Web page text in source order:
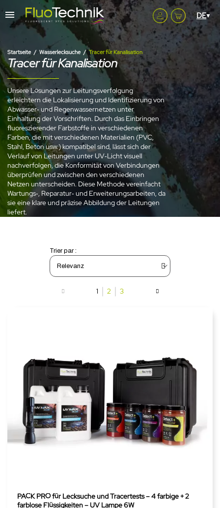
Startseite Wasserlecksuche Tracer für Kanalisation
Tracer für Kanalisation
Unsere Lösungen zur Leitungsverfolgung
erleichtern die Lokalisierung und Identifizierung von
Abwasser‑ und Regenwassernetzen unter
Einhaltung der Vorschriften. Durch das Einbringen
fluoreszierender Farbstoffe in verschiedenen
Farben, die mit verschiedenen Materialien (PVC,
Stahl, Beton usw.) kompatibel sind, lässt sich der
Verlauf von Leitungen unter UV‑Licht visuell
nachverfolgen, die Konformität von Verbindungen
überprüfen und zwischen den verschiedenen
Netzen unterscheiden. Diese Methode vereinfacht
Wartungs‑, Reparatur‑ und Erweiterungsarbeiten, da
sie eine klare und präzise Abbildung der Leitungen
liefert.
Trier par :
1 2 3
PACK PRO für Lecksuche und Tracertests – 4 farbige + 2
farblose Flüssigkeiten – UV Lampe 6W